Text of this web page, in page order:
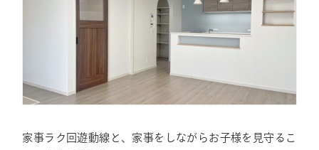
家事ラク回遊動線と、家事をしながらお子様を見守るこ